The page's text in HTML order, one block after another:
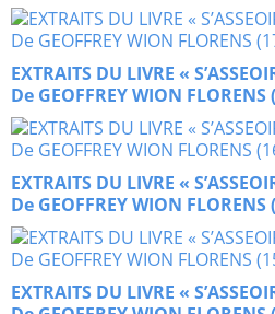
EXTRAITS DU LIVRE «
De GEOFFREY WION FLORENS
EXTRAITS DU LIVRE «
De GEOFFREY WION FLORENS
EXTRAITS DU LIVRE «